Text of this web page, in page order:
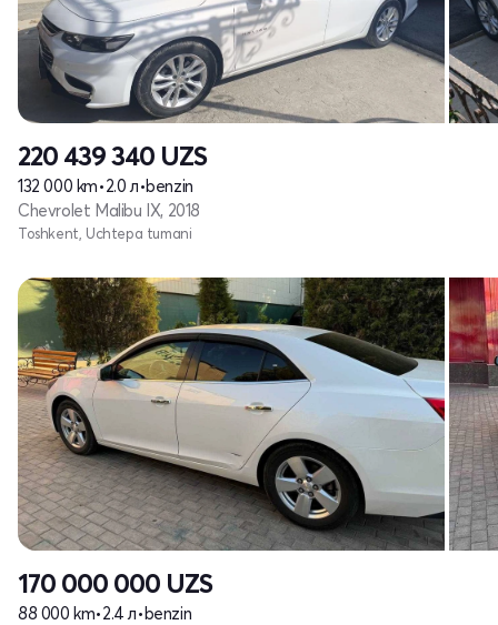
220 439 340 UZS
132 000 km•2.0 л•benzin
Chevrolet Malibu IX, 2018
Toshkent, Uchtepa tumani
170 000 000 UZS
88 000 km•2.4 л•benzin